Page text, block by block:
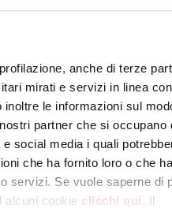
anche di terze
mirati e servizi in linea
le informazioni sul
partner che si occupano
social media i quali
che ha fornito loro o che
servizi. Se vuole saperne di
alcuni cookie clicchi qui . Il